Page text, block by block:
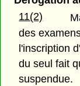
11(2)
des
l'inscription
du seul fait
suspendue.